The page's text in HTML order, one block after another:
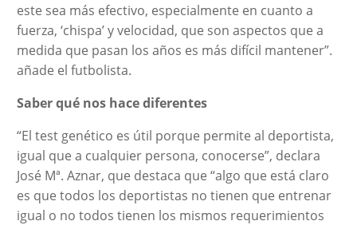
este sea más efectivo, especialmente en cuanto a
fuerza, ‘chispa’ y velocidad, que son aspectos que a
medida que pasan los años es más difícil mantener”.
añade el futbolista.
Saber qué nos hace diferentes
“El test genético es útil porque permite al deportista,
igual que a cualquier persona, conocerse”, declara
José Mª. Aznar, que destaca que “algo que está claro
es que todos los deportistas no tienen que entrenar
igual o no todos tienen los mismos requerimientos